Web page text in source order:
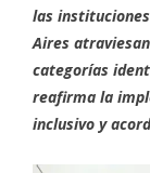
las
Aires
categorías
reafirma la
inclusivo y